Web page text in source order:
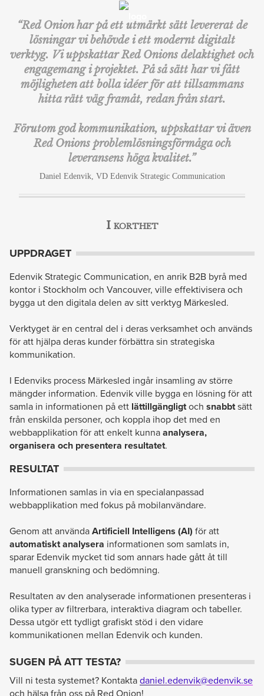
PROJEKT
TJÄNSTER
BLOGG
TECHBLOGG
OM OSS
KONTAKT
ENGLISH
Red Onion har på ett utmärkt sätt levererat de
lösningar vi behövde i ett modernt digitalt
verktyg. Vi uppskattar Red Onions delaktighet och
engagemang i projektet. På så sätt har vi fått
möjligheten att bolla idéer för att tillsammans
hitta rätt väg framåt, redan från start.
Förutom god kommunikation, uppskattar vi även
Red Onions problemlösningsförmåga och
leveransens höga kvalitet.
Daniel Edenvik, VD Edenvik Strategic Communication
I korthet
UPPDRAGET
Edenvik Strategic Communication, en anrik B2B byrå med
kontor i Stockholm och Vancouver, ville effektivisera och
bygga ut den digitala delen av sitt verktyg Märkesled.
Verktyget är en central del i deras verksamhet och används
för att hjälpa deras kunder förbättra sin strategiska
kommunikation.
I Edenviks process Märkesled ingår insamling av större
mängder information. Edenvik ville bygga en lösning för att
samla in informationen på ett lättillgängligtoch snabbtsätt
från enskilda personer, och koppla ihop det med en
webbapplikation för att enkelt kunna analysera,
organisera och presentera resultatet.
RESULTAT
Informationen samlas in via en specialanpassad
webbapplikation med fokus på mobilanvändare.
Genom att använda Artificiell Intelligens (AI) för att
automatiskt analysera informationen som samlats in,
sparar Edenvik mycket tid som annars hade gått åt till
manuell granskning och bedömning.
Resultaten av den analyserade informationen presenteras i
olika typer av filtrerbara, interaktiva diagram och tabeller.
Dessa utgör ett tydligt grafiskt stöd i den vidare
kommunikationen mellan Edenvik och kunden.
SUGEN PÅ ATT TESTA?
Vill ni testa systemet? Kontakta daniel.edenvik@edenvik.se
och hälsa från oss på Red Onion!